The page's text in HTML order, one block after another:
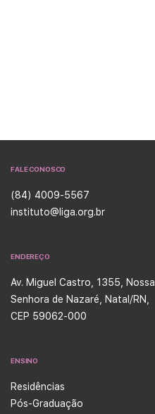
FALE CONOSCO
(84) 4009-5567
instituto@liga.org.br
ENDEREÇO
Av. Miguel Castro, 1355, Nossa
Senhora de Nazaré, Natal/RN,
CEP 59062-000
ENSINO
Residências
Pós-Graduação